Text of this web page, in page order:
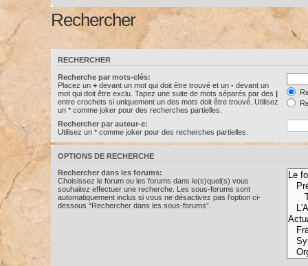
Rechercher
RECHERCHER
Recherche par mots-clés:
Placez un +devant un mot qui doit être trouvé et un -devant un
mot qui doit être exclu. Tapez une suite de mots séparés par des |
entre crochets si uniquement un des mots doit être trouvé. Utilisez
un * comme joker pour des recherches partielles.
Rechercher par auteur-e:
Utilisez un * comme joker pour des recherches partielles.
OPTIONS DE RECHERCHE
Rechercher dans les forums:
Choisissez le forum ou les forums dans le(s)quel(s) vous
souhaitez effectuer une recherche. Les sous-forums sont
automatiquement inclus si vous ne désactivez pas l’option ci-
dessous “Rechercher dans les sous-forums”.